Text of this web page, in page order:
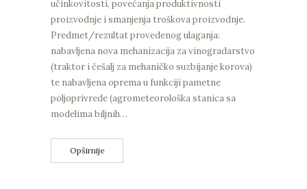
učinkovitosti, povećanja produktivnosti
proizvodnje i smanjenja troškova proizvodnje.
Predmet/rezultat provedenog ulaganja:
nabavljena nova mehanizacija za vinogradarstvo
(traktor i češalj za mehaničko suzbijanje korova)
te nabavljena oprema u funkciji pametne
poljoprivrede (agrometeorološka stanica sa
modelima biljnih…
Opširnije